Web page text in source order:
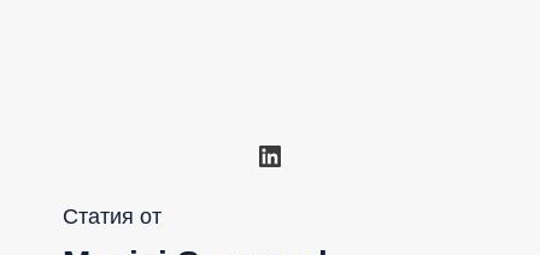
LinkedIn
Статия от